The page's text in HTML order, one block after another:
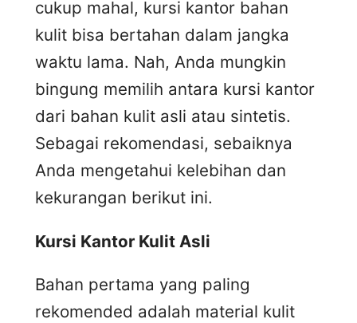
cukup mahal, kursi kantor bahan
kulit bisa bertahan dalam jangka
waktu lama. Nah, Anda mungkin
bingung memilih antara kursi kantor
dari bahan kulit asli atau sintetis.
Sebagai rekomendasi, sebaiknya
Anda mengetahui kelebihan dan
kekurangan berikut ini.
Kursi Kantor Kulit Asli
Bahan pertama yang paling
rekomended adalah material kulit